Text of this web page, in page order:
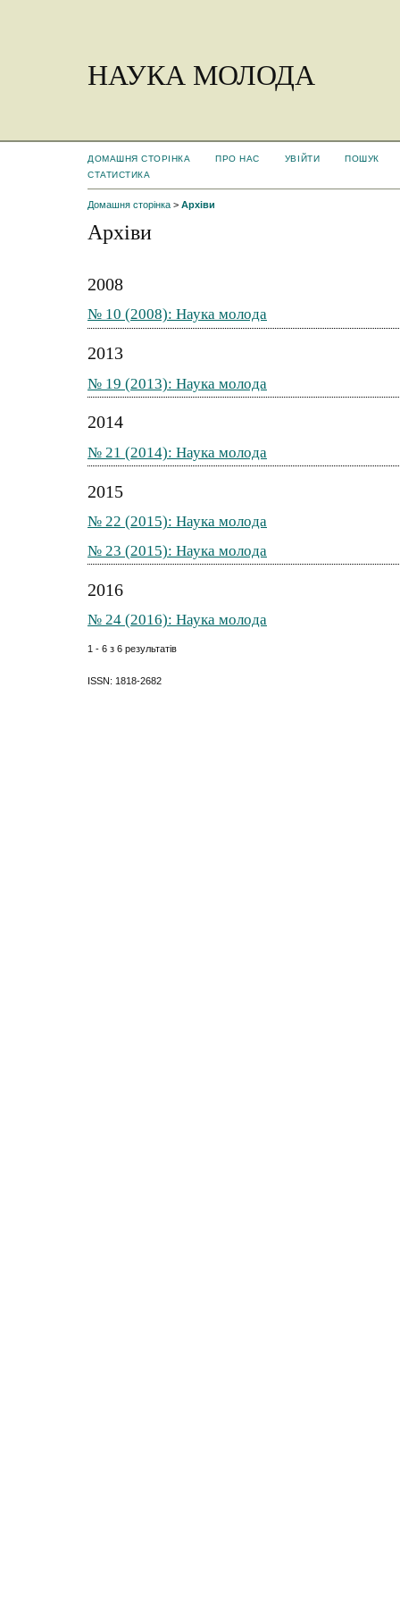
НАУКА МОЛОДА
ДОМАШНЯ СТОРІНКА ПРО НАС УВІЙТИ
ПОШУК
СТАТИСТИКА
Домашня сторінка > Архіви
Архіви
2008
№ 10 (2008): Наука молода
2013
№ 19 (2013): Наука молода
2014
№ 21 (2014): Наука молода
2015
№ 22 (2015): Наука молода
№ 23 (2015): Наука молода
2016
№ 24 (2016): Наука молода
1 - 6 з 6 результатів
ISSN: 1818-2682